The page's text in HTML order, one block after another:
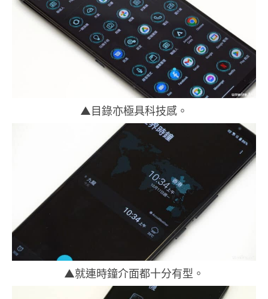
▲目錄亦極具科技感。
▲就連時鐘介面都十分有型。